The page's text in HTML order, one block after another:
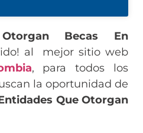
Becas En
al mejor sitio web
, para todos los
la oportunidad de
Que Otorgan